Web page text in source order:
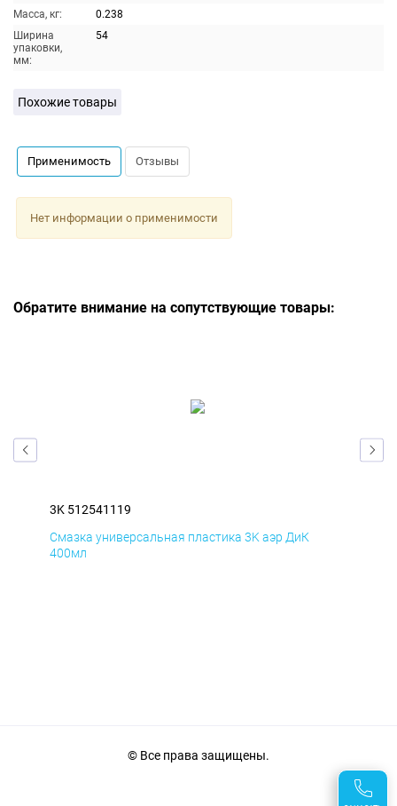
Масса, кг:
0.238
Ширина
упаковки,
мм:
54
Похожие товары
Применимость Отзывы
Нет информации о применимости
Обратите внимание на сопутствующие товары:
3K 512541119
Смазка универсальная пластика 3K аэр ДиК
400мл
© Все права защищены.